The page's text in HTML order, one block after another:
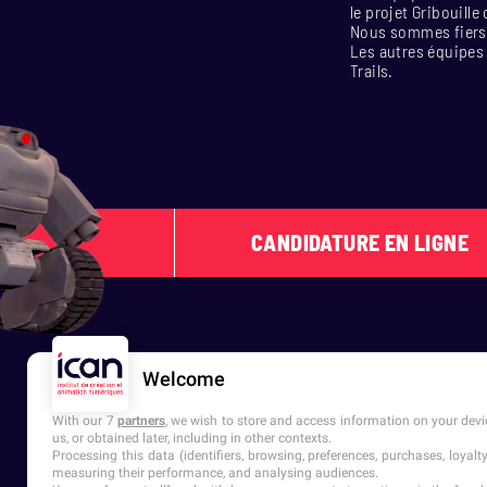
le projet Gribouille
Nous sommes
Les autres
Trails.
CANDIDATURE EN LIGNE
6 campus en France
Welcome
With our 7 partners, we wish to store and access information on your
us, or obtained later, including in other contexts.
Processing this data (identifiers, browsing, preferences, purchases,
measuring their performance, and analysing audiences.